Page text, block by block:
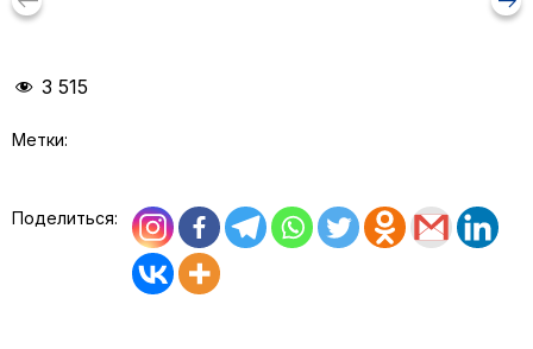
3 515
Метки:
Поделиться: